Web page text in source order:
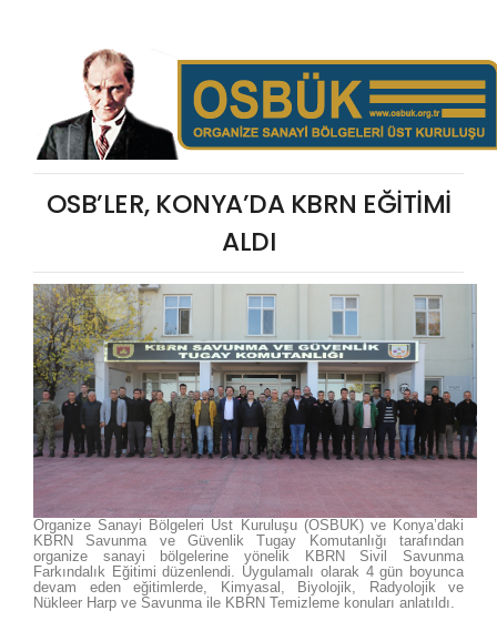
OSB’LER, KONYA’DA KBRN EĞİTİMİ
ALDI
Organize Sanayi Bölgeleri Üst Kuruluşu (OSBÜK) ve Konya’daki
KBRN Savunma ve Güvenlik Tugay Komutanlığı tarafından
organize sanayi bölgelerine yönelik KBRN Sivil Savunma
Farkındalık Eğitimi düzenlendi. Uygulamalı olarak 4 gün boyunca
devam eden eğitimlerde, Kimyasal, Biyolojik, Radyolojik ve
Nükleer Harp ve Savunma ile KBRN Temizleme konuları anlatıldı.